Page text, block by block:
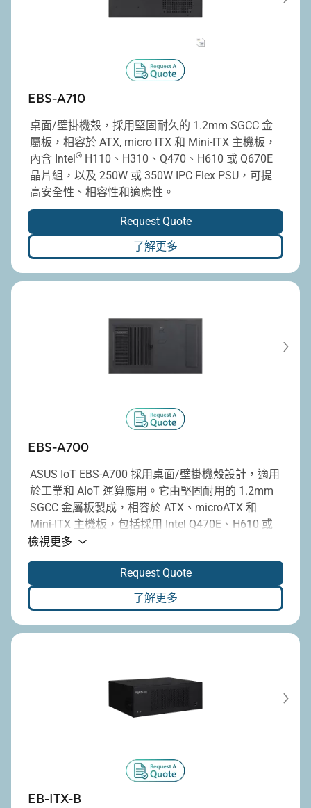
EBS-A710
桌面/壁掛機殼，採用堅固耐久的 1.2mm SGCC 金
屬板，相容於 ATX, micro ITX 和 Mini-ITX 主機板，
內含 Intel® H110、H310、Q470、H610 或 Q670E
晶片組，以及 250W 或 350W IPC Flex PSU，可提
高安全性、相容性和適應性。
Request Quote
了解更多
EBS-A700
ASUS IoT EBS-A700 採用桌面/壁掛機殼設計，適用
於工業和 AIoT 運算應用。它由堅固耐用的 1.2mm
SGCC 金屬板製成，相容於 ATX、microATX 和
Mini-ITX 主機板，包括採用 Intel Q470E、H610 或
Q670E 晶片組的主機板。EBS-A700 專為在高要求
環境中發揮高效能和優異相容性而設計。它相容於
500W 或 850W IPC 電源供應器，並提供豐富的功能
以確保最佳效能及適應各種使用環境。配置作業非
常簡單，其作業溫度範圍為 0°C 至 40°C。另外，可
容納多種連線功能和擴充需求，支援多達七個全高
檢視更多
Request Quote
了解更多
EB-ITX-B